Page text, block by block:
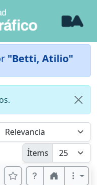
"Betti, Atilio"
Ítems